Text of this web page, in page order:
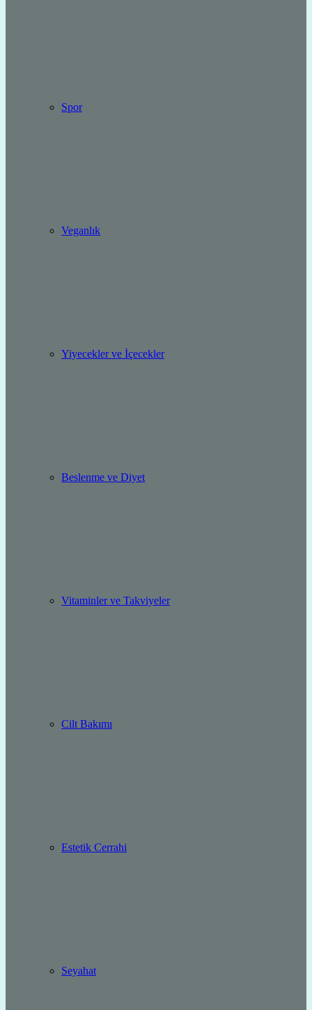
Spor
Veganlık
Yiyecekler ve İçecekler
Beslenme ve Diyet
Vitaminler ve Takviyeler
Cilt Bakımı
Estetik Cerrahi
Seyahat